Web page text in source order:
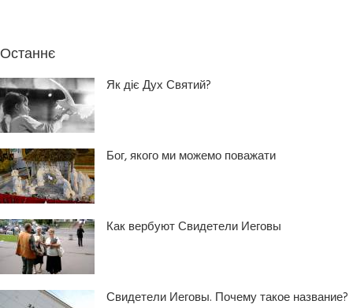
Останнє
Як діє Дух Святий?
Бог, якого ми можемо поважати
Как вербуют Свидетели Иеговы
Свидетели Иеговы. Почему такое название?